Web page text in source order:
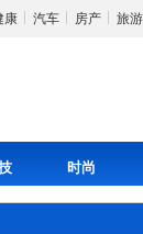
康 汽车 房产 旅游
时尚